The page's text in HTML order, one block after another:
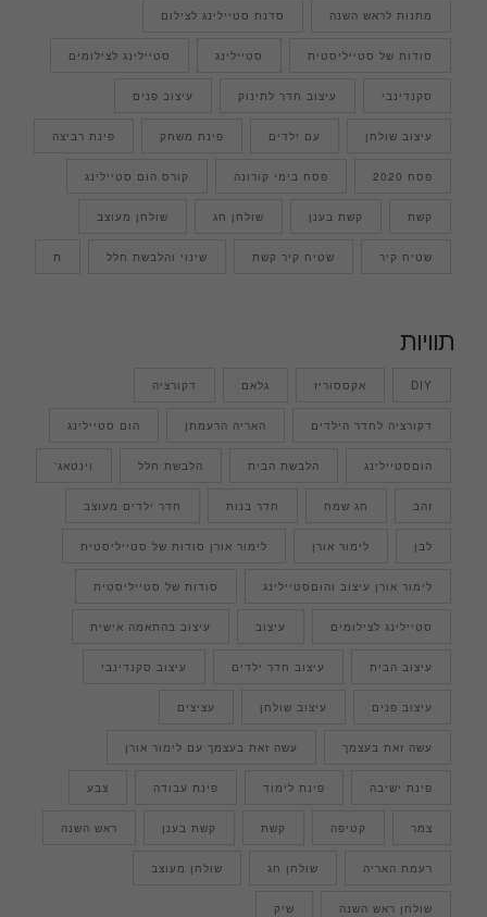
מתנות לראש השנה סדנת סטיילינג לצילום
סודות של סטייליסטית סטיילינג סטיילינג לצילומים
סקנדינבי עיצוב חדר לתינוק עיצוב פנים
עיצוב שולחן עם ילדים פינת משחק פינת רביצה
פסח 2020 פסח בימי קורונה קורס הום סטיילינג
קשת קשת בענן שולחן חג שולחן מעוצב
שטיח קיר שטיח קיר קשת שינוי והלבשת חלל ת
תוויות
DIY אקססוריז גלאם דקורציה
דקורציה לחדר הילדים האריה הרעמתן הום סטיילינג
הוםסטיילינג הלבשת הבית הלבשת חלל וינטאג'
זהב חג שמח חדר בנות חדר ילדים מעוצב
לבן לימור אורן לימור אורן סודות של סטייליסטית
לימור אורן עיצוב והוםסטיילינג סודות של סטייליסטית
סטיילינג לצילומים עיצוב עיצוב בהתאמה אישית
עיצוב הבית עיצוב חדר ילדים עיצוב סקנדינבי
עיצוב פנים עיצוב שולחן עציצים
עשה זאת בעצמך עשה זאת בעצמך עם לימור אורן
פינת ישיבה פינת לימוד פינת עבודה צבע
צמר קטיפה קשת קשת בענן ראש השנה
רעמת האריה שולחן חג שולחן מעוצב
שולחן ראש השנה שיק